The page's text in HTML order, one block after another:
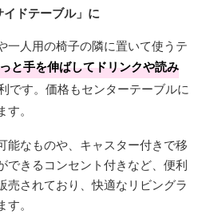
ドテーブル」に
一人用の椅子の隣に置いて使うテ
と手を伸ばしてドリンクや読み
です。価格もセンターテーブルに
。
能なものや、キャスター付きで移
できるコンセント付きなど、便利
売されており、快適なリビングラ
。